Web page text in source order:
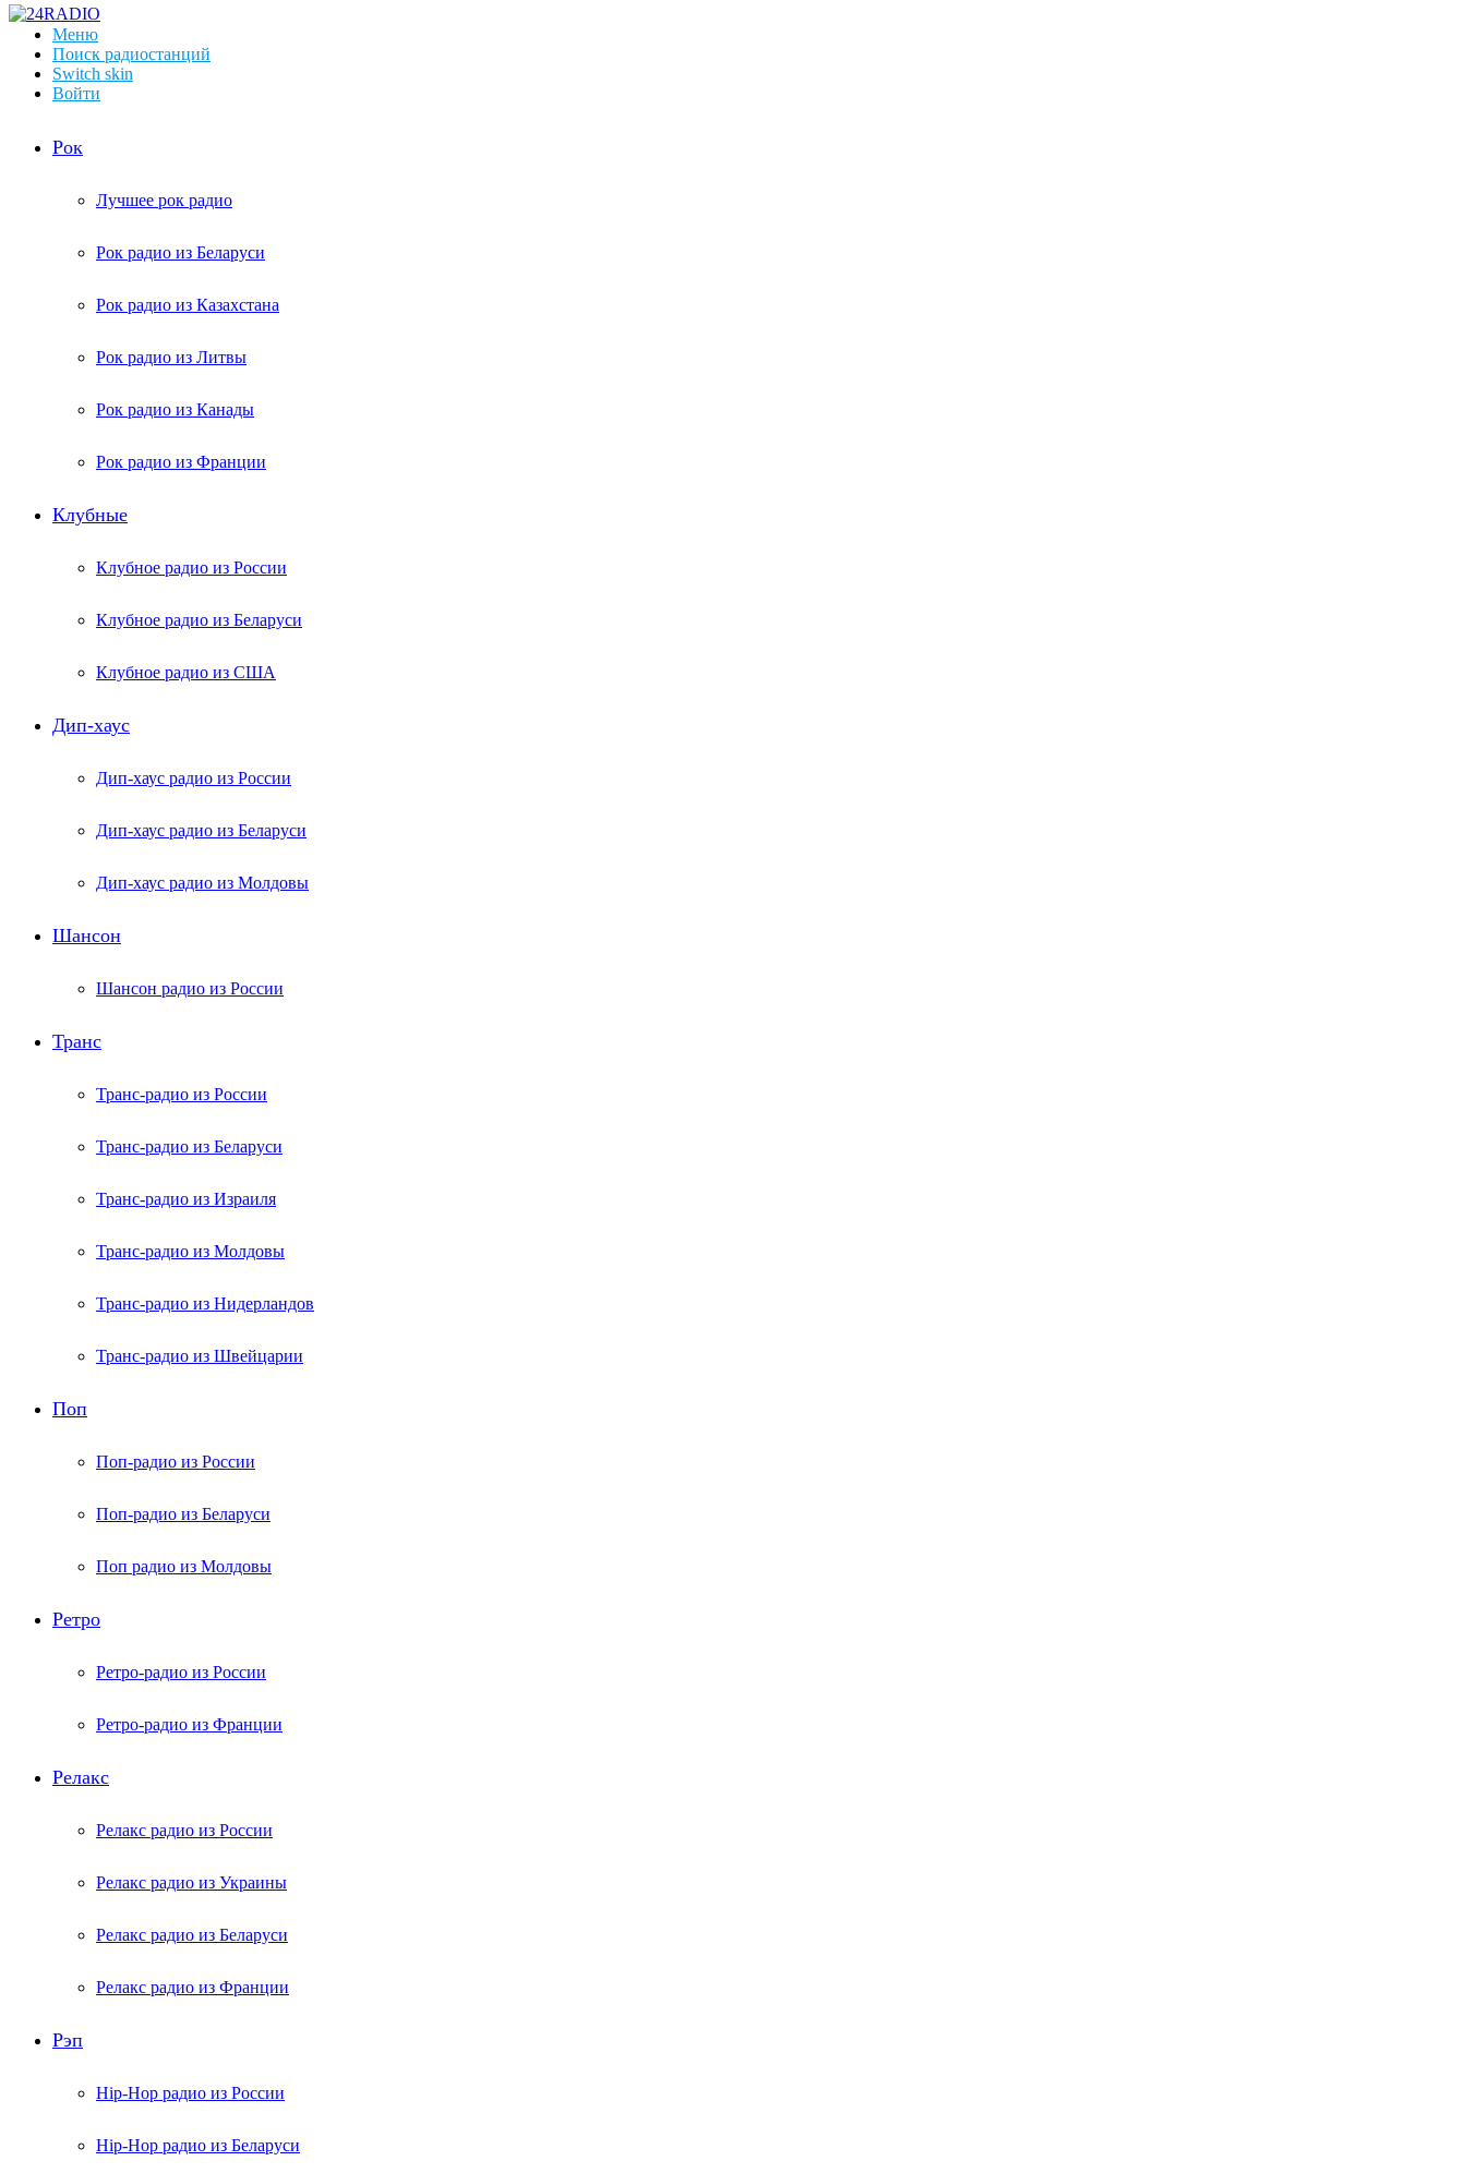
Меню
Поиск радиостанций
Switch skin
Войти
Рок
Лучшее рок радио
Рок радио из Беларуси
Рок радио из Казахстана
Рок радио из Литвы
Рок радио из Канады
Рок радио из Франции
Клубные
Клубное радио из России
Клубное радио из Беларуси
Клубное радио из США
Дип-хаус
Дип-хаус радио из России
Дип-хаус радио из Беларуси
Дип-хаус радио из Молдовы
Шансон
Шансон радио из России
Транс
Транс-радио из России
Транс-радио из Беларуси
Транс-радио из Израиля
Транс-радио из Молдовы
Транс-радио из Нидерландов
Транс-радио из Швейцарии
Поп
Поп-радио из России
Поп-радио из Беларуси
Поп радио из Молдовы
Ретро
Ретро-радио из России
Ретро-радио из Франции
Релакс
Релакс радио из России
Релакс радио из Украины
Релакс радио из Беларуси
Релакс радио из Франции
Рэп
Hip-Hop радио из России
Hip-Hop радио из Беларуси